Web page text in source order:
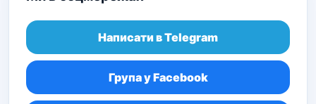
Написати в Telegram
Група у Facebook